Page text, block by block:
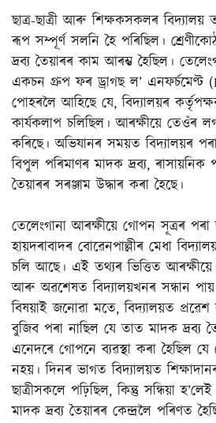
ছাত্ৰ-ছাত্ৰী আৰু শিক্ষকসকলৰ বিদ্যালয়
ৰূপ সম্পূৰ্ণ সলনি হৈ পৰিছিল।
দ্ৰব্য তৈয়াৰৰ কাম আৰম্ভ হৈছিল।
একচন গ্ৰুপ ফৰ ড্ৰাগছ ল’ এনফৰ্চমেণ্ট
পোহৰলৈ আহিছে যে, বিদ্যালয়ৰ
কাৰ্যকলাপ চলিছিল। আৰক্ষীয়ে তেওঁৰ
কৰিছে। অভিযানৰ সময়ত বিদ্যালয়ৰ
বিপুল পৰিমাণৰ মাদক দ্ৰব্য,
তৈয়াৰৰ সৰঞ্জাম উদ্ধাৰ কৰা হৈছে।
তেলেংগানা আৰক্ষীয়ে গোপন সূত্ৰৰ পৰা
হায়দৰাবাদৰ বোৱেনপাল্লীৰ মেধা
চলি আছে। এই তথ্যৰ ভিত্তিত আৰক্ষীয়ে
আৰু অৱশেষত বিদ্যালয়খনৰ সন্ধান
বিষয়াই জনোৱা মতে, বিদ্যালয়ত
বুজিব পৰা নাছিল যে তাত মাদক দ্ৰব্য
এনেদৰে গোপনে ব্যৱস্থা কৰা হৈছিল
নহয়। দিনৰ ভাগত বিদ্যালয়ত
ছাত্ৰীসকলে পঢ়িছিল, কিন্তু সন্ধিয়া
মাদক দ্ৰব্য তৈয়াৰৰ কেন্দ্ৰলৈ পৰিণত